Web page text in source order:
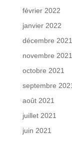
février 2022
janvier 2022
décembre 2021
novembre 2021
octobre 2021
septembre
août 2021
juillet 2021
juin 2021